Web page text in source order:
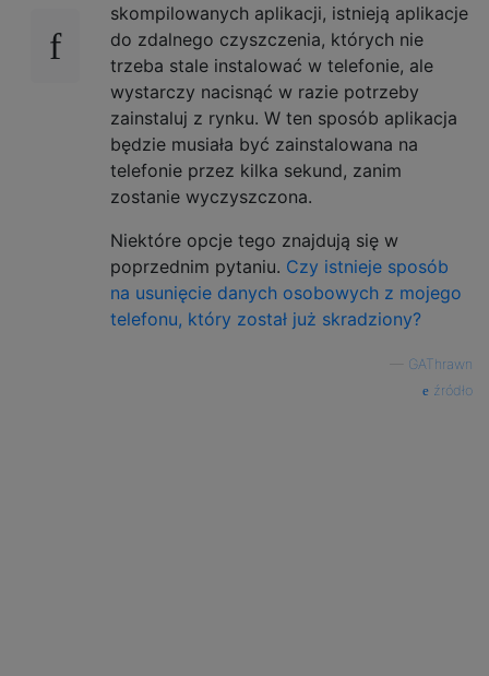
skompilowanych aplikacji, istnieją aplikacje
do zdalnego czyszczenia, których nie
trzeba stale instalować w telefonie, ale
wystarczy nacisnąć w razie potrzeby
zainstaluj z rynku. W ten sposób aplikacja
będzie musiała być zainstalowana na
telefonie przez kilka sekund, zanim
zostanie wyczyszczona.
Niektóre opcje tego znajdują się w
poprzednim pytaniu. Czy istnieje sposób
na usunięcie danych osobowych z mojego
telefonu, który został już skradziony?
GAThrawn
źródło